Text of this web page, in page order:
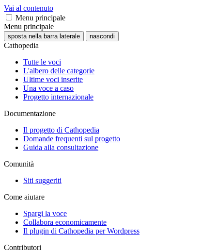
Vai al contenuto
Menu principale
Menu principale
sposta nella barra laterale nascondi
Cathopedia
Tutte le voci
L'albero delle categorie
Ultime voci inserite
Una voce a caso
Progetto internazionale
Documentazione
Il progetto di Cathopedia
Domande frequenti sul progetto
Guida alla consultazione
Comunità
Siti suggeriti
Come aiutare
Spargi la voce
Collabora economicamente
Il plugin di Cathopedia per Wordpress
Contributori